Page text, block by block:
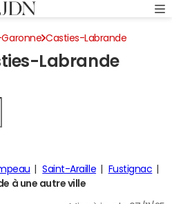
Casties-Labrande
Labrande
Saint-Araille
Fustignac
à une autre ville